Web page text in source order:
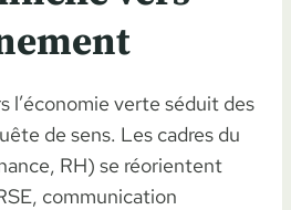
l’économie verte séduit des
de sens. Les cadres du
RH) se réorientent
communication